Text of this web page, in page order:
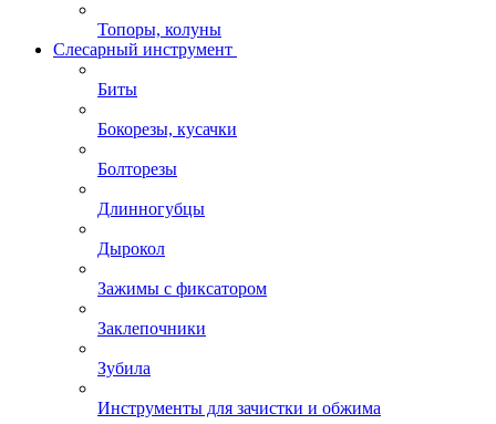
Топоры, колуны
Слесарный инструмент
Биты
Бокорезы, кусачки
Болторезы
Длинногубцы
Дырокол
Зажимы с фиксатором
Заклепочники
Зубила
Инструменты для зачистки и обжима